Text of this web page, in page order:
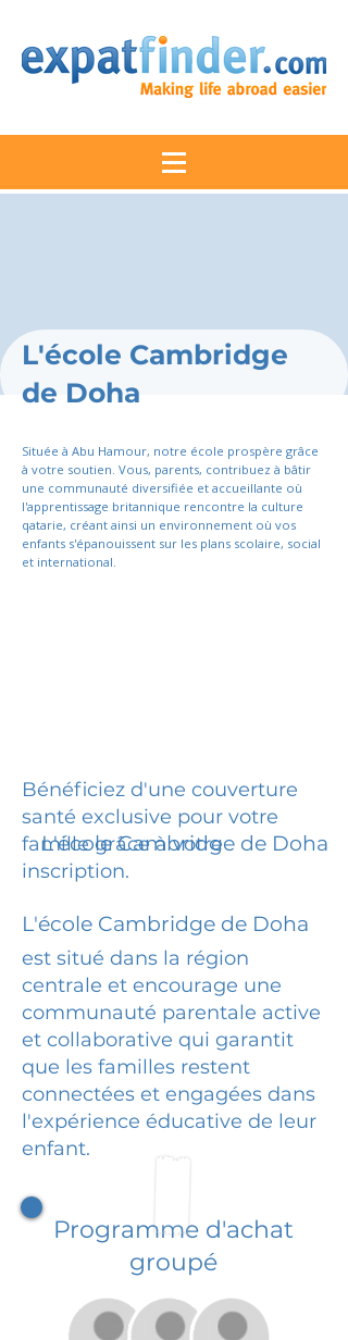
L'école Cambridge
de Doha
Située à Abu Hamour, notre école prospère grâce
à votre soutien. Vous, parents, contribuez à bâtir
une communauté diversifiée et accueillante où
l'apprentissage britannique rencontre la culture
qatarie, créant ainsi un environnement où vos
enfants s'épanouissent sur les plans scolaire, social
et international.
Bénéficiez d'une couverture
santé exclusive pour votre
famille grâce à votre
inscription.
L'école Cambridge de Doha
L'école Cambridge de Doha
est situé dans la région
centrale et encourage une
communauté parentale active
et collaborative qui garantit
que les familles restent
connectées et engagées dans
l'expérience éducative de leur
enfant.
Programme d'achat
groupé